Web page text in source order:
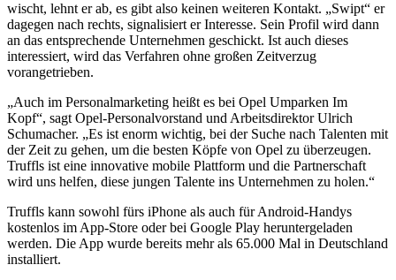
wischt, lehnt er ab, es gibt also keinen weiteren Kontakt. „Swipt“ er
dagegen nach rechts, signalisiert er Interesse. Sein Profil wird dann
an das entsprechende Unternehmen geschickt. Ist auch dieses
interessiert, wird das Verfahren ohne großen Zeitverzug
vorangetrieben.
„Auch im Personalmarketing heißt es bei Opel Umparken Im
Kopf“, sagt Opel-Personalvorstand und Arbeitsdirektor Ulrich
Schumacher. „Es ist enorm wichtig, bei der Suche nach Talenten mit
der Zeit zu gehen, um die besten Köpfe von Opel zu überzeugen.
Truffls ist eine innovative mobile Plattform und die Partnerschaft
wird uns helfen, diese jungen Talente ins Unternehmen zu holen.“
Truffls kann sowohl fürs iPhone als auch für Android-Handys
kostenlos im App-Store oder bei Google Play heruntergeladen
werden. Die App wurde bereits mehr als 65.000 Mal in Deutschland
installiert.